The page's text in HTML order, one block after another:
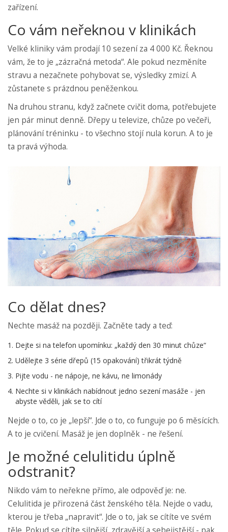
zařízení.
Co vám neřeknou v klinikách
Velké kliniky vám prodají 10 sezení za 4 000 Kč. Řeknou
vám, že to je „zázračná metoda“. Ale pokud nezměníte
stravu a nezačnete pohybovat se, výsledky zmizí. A
zůstanete s prázdnou peněženkou.
Na druhou stranu, když začnete cvičit doma, potřebujete
jen pár minut denně. Dřepy u televize, chůze po večeři,
plánování tréninku - to všechno stojí nula korun. A to je
ta pravá výhoda.
Co dělat dnes?
Nechte masáž na později. Začněte tady a teď:
Dejte si na telefon upomínku: „každý den 30 minut chůze“
Udělejte 3 série dřepů (15 opakování) třikrát týdně
Pijte vodu - ne nápoje, ne kávu, ne limonády
Nechte si v klinikách nabídnout jedno sezení masáže - jen
abyste věděli, jak se to cítí
Nejde o to, co je „lepší“. Jde o to, co funguje po 6 měsících.
A to je cvičení. Masáž je jen doplněk - ne řešení.
Je možné celulitidu úplně
odstranit?
Nikdo vám to neřekne přímo, ale odpověď je: ne.
Celulitida je přirozená část ženského těla. Nejde o vadu,
kterou je třeba „napravit“. Jde o to, jak se cítíte ve svém